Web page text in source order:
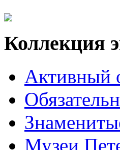
Коллекция
Активный
Музеи